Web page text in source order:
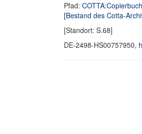
Pfad:
[Bestand des Cotta-
[Standort: S.68]
DE-2498-HS00757950,